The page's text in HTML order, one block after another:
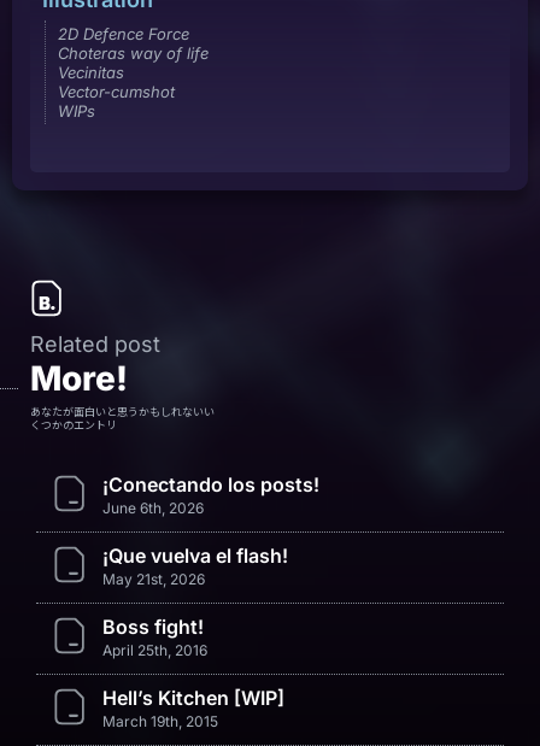
2D Defence Force
Choteras way of life
Vecinitas
Vector-cumshot
WIPs
Related post
More!
あなたが面白いと思うかもしれないい
くつかのエントリ
¡Conectando los posts!
June 6th, 2026
¡Que vuelva el flash!
May 21st, 2026
Boss fight!
April 25th, 2016
Hell’s Kitchen [WIP]
March 19th, 2015